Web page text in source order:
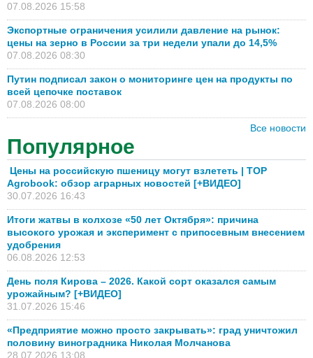
07.08.2026 15:58
Экспортные ограничения усилили давление на рынок:
цены на зерно в России за три недели упали до 14,5%
07.08.2026 08:30
Путин подписал закон о мониторинге цен на продукты по
всей цепочке поставок
07.08.2026 08:00
Все новости
Популярное
Цены на российскую пшеницу могут взлететь | TOP
Agrobook: обзор аграрных новостей [+ВИДЕО]
30.07.2026 16:43
Итоги жатвы в колхозе «50 лет Октября»: причина
высокого урожая и эксперимент с припосевным внесением
удобрения
06.08.2026 12:53
День поля Кирова – 2026. Какой сорт оказался самым
урожайным? [+ВИДЕО]
31.07.2026 15:46
«Предприятие можно просто закрывать»: град уничтожил
половину виноградника Николая Молчанова
28.07.2026 13:08